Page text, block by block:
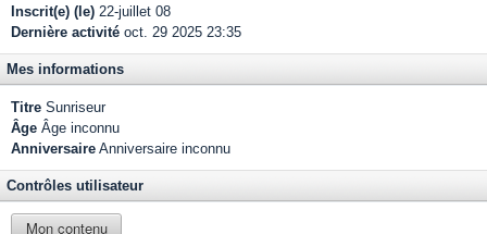
Inscrit(e) (le) 22-juillet 08
Dernière activité oct. 29 2025 23:35
Mes informations
Titre Sunriseur
Âge Âge inconnu
Anniversaire Anniversaire inconnu
Contrôles utilisateur
Mon contenu